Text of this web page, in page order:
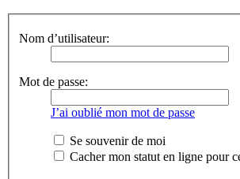
Nom d’utilisateur:
Mot de passe:
J’ai oublié mon mot de passe
Se souvenir de moi
Cacher mon statut en ligne pour